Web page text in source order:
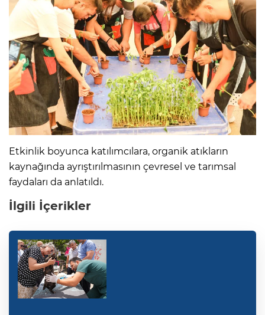
Etkinlik boyunca katılımcılara, organik atıkların
kaynağında ayrıştırılmasının çevresel ve tarımsal
faydaları da anlatıldı.
İlgili İçerikler